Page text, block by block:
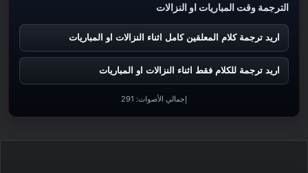
الترجمة وقت المباريات او النزالات
اريد ترجمة كلام المعلقين كامل اثناء النزالات او المباريات
اريد ترجمة للكلام فقط اثناء النزالات او المباريات
إجمالي الأصوات: 291